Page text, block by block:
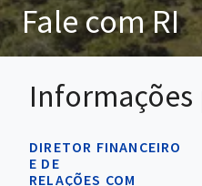
Fale com RI
DIRETOR FINANCEIRO
E DE
RELAÇÕES COM